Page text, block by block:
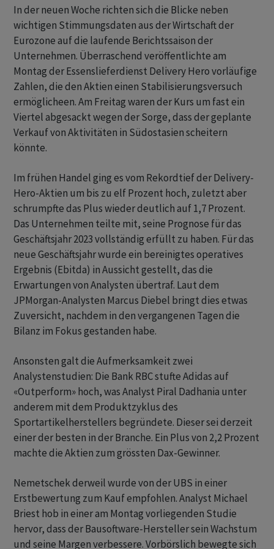
In der neuen Woche richten sich die Blicke neben
wichtigen Stimmungsdaten aus der Wirtschaft der
Eurozone auf die laufende Berichtssaison der
Unternehmen. Überraschend veröffentlichte am
Montag der Essenslieferdienst Delivery Hero vorläufige
Zahlen, die den Aktien einen Stabilisierungsversuch
ermöglicheen. Am Freitag waren der Kurs um fast ein
Viertel abgesackt wegen der Sorge, dass der geplante
Verkauf von Aktivitäten in Südostasien scheitern
könnte.
Im frühen Handel ging es vom Rekordtief der Delivery-
Hero-Aktien um bis zu elf Prozent hoch, zuletzt aber
schrumpfte das Plus wieder deutlich auf 1,7 Prozent.
Das Unternehmen teilte mit, seine Prognose für das
Geschäftsjahr 2023 vollständig erfüllt zu haben. Für das
neue Geschäftsjahr wurde ein bereinigtes operatives
Ergebnis (Ebitda) in Aussicht gestellt, das die
Erwartungen von Analysten übertraf. Laut dem
JPMorgan-Analysten Marcus Diebel bringt dies etwas
Zuversicht, nachdem in den vergangenen Tagen die
Bilanz im Fokus gestanden habe.
Ansonsten galt die Aufmerksamkeit zwei
Analystenstudien: Die Bank RBC stufte Adidas auf
«Outperform» hoch, was Analyst Piral Dadhania unter
anderem mit dem Produktzyklus des
Sportartikelherstellers begründete. Dieser sei derzeit
einer der besten in der Branche. Ein Plus von 2,2 Prozent
machte die Aktien zum grössten Dax-Gewinner.
Nemetschek derweil wurde von der UBS in einer
Erstbewertung zum Kauf empfohlen. Analyst Michael
Briest hob in einer am Montag vorliegenden Studie
hervor, dass der Bausoftware-Hersteller sein Wachstum
und seine Margen verbessere. Vorbörslich bewegte sich